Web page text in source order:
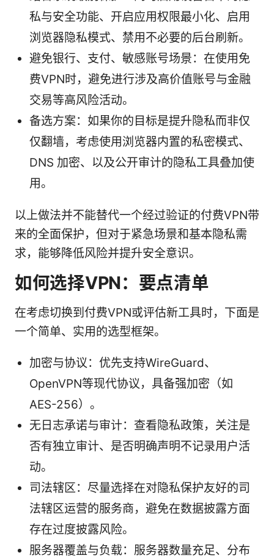
私与安全功能、开启应用权限最小化、启用
浏览器隐私模式、禁用不必要的后台刷新。
避免银行、支付、敏感账号场景：在使用免
费VPN时，避免进行涉及高价值账号与金融
交易等高风险活动。
备选方案：如果你的目标是提升隐私而非仅
仅翻墙，考虑使用浏览器内置的私密模式、
DNS 加密、以及公开审计的隐私工具叠加使
用。
以上做法并不能替代一个经过验证的付费VPN带
来的全面保护，但对于紧急场景和基本隐私需
求，能够降低风险并提升安全意识。
如何选择VPN：要点清单
在考虑切换到付费VPN或评估新工具时，下面是
一个简单、实用的选型框架。
加密与协议：优先支持WireGuard、
OpenVPN等现代协议，具备强加密（如
AES-256）。
无日志承诺与审计：查看隐私政策，关注是
否有独立审计、是否明确声明不记录用户活
动。
司法辖区：尽量选择在对隐私保护友好的司
法辖区运营的服务商，避免在数据披露方面
存在过度披露风险。
服务器覆盖与负载：服务器数量充足、分布